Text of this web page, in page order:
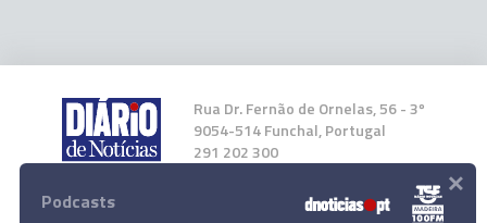
Rua Dr. Fernão de Ornelas, 56 - 3º
9054-514 Funchal, Portugal
291 202 300
Instale a nossa App
Podcasts ×